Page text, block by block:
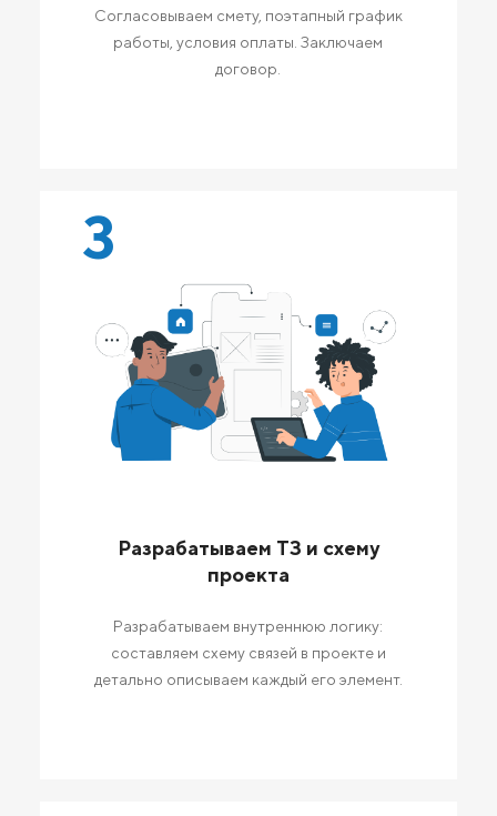
Согласовываем смету, поэтапный график
работы, условия оплаты. Заключаем
договор.
3
Разрабатываем ТЗ и схему
проекта
Разрабатываем внутреннюю логику:
составляем схему связей в проекте и
детально описываем каждый его элемент.